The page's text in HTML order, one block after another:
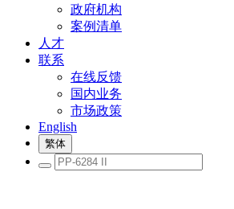
政府机构
案例清单
人才
联系
在线反馈
国内业务
市场政策
English
繁体